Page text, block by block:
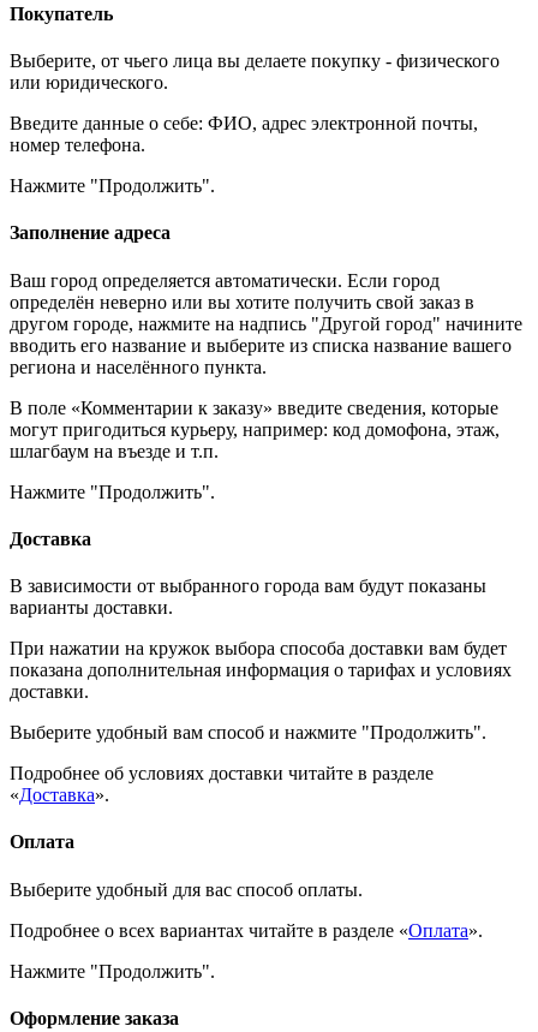
Покупатель
Выберите, от чьего лица вы делаете покупку - физического
или юридического.
Введите данные о себе: ФИО, адрес электронной почты,
номер телефона.
Нажмите "Продолжить".
Заполнение адреса
Ваш город определяется автоматически. Если город
определён неверно или вы хотите получить свой заказ в
другом городе, нажмите на надпись "Другой город" начините
вводить его название и выберите из списка название вашего
региона и населённого пункта.
В поле «Комментарии к заказу» введите сведения, которые
могут пригодиться курьеру, например: код домофона, этаж,
шлагбаум на въезде и т.п.
Нажмите "Продолжить".
Доставка
В зависимости от выбранного города вам будут показаны
варианты доставки.
При нажатии на кружок выбора способа доставки вам будет
показана дополнительная информация о тарифах и условиях
доставки.
Выберите удобный вам способ и нажмите "Продолжить".
Подробнее об условиях доставки читайте в разделе
«Доставка».
Оплата
Выберите удобный для вас способ оплаты.
Подробнее о всех вариантах читайте в разделе «Оплата».
Нажмите "Продолжить".
Оформление заказа